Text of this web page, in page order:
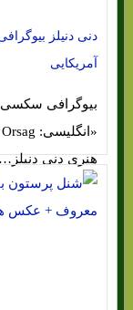
دنی دنیلز
آمریکایی
بیوگرافی سکسی
هنری دنی